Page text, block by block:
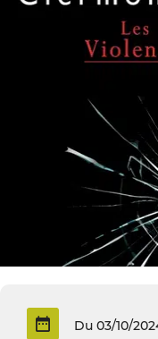
Du 03/10/